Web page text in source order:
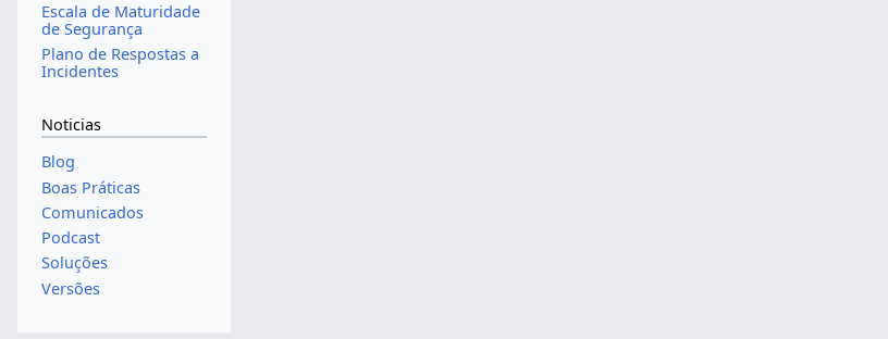
Escala de Maturidade
de Segurança
Plano de Respostas a
Incidentes
Noticias
Blog
Boas Práticas
Comunicados
Podcast
Soluções
Versões